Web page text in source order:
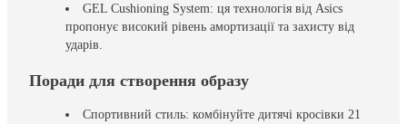
GEL Cushioning System: ця технологія від Asics
пропонує високий рівень амортизації та захисту від
ударів.
Поради для створення образу
Спортивний стиль: комбінуйте дитячі кросівки 21